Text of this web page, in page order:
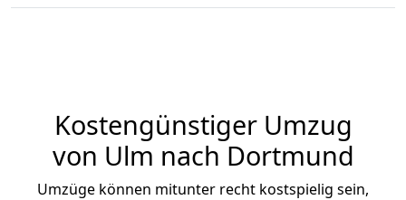
Kostengünstiger Umzug
von Ulm nach Dortmund
Umzüge können mitunter recht kostspielig sein,